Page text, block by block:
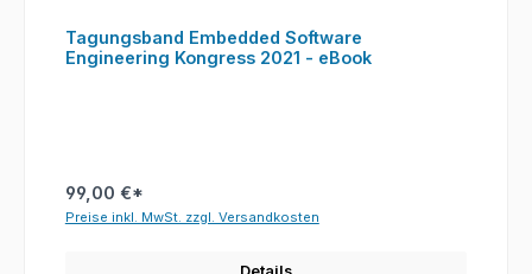
Tagungsband Embedded Software
Engineering Kongress 2021 - eBook
99,00 €*
Preise inkl. MwSt. zzgl. Versandkosten